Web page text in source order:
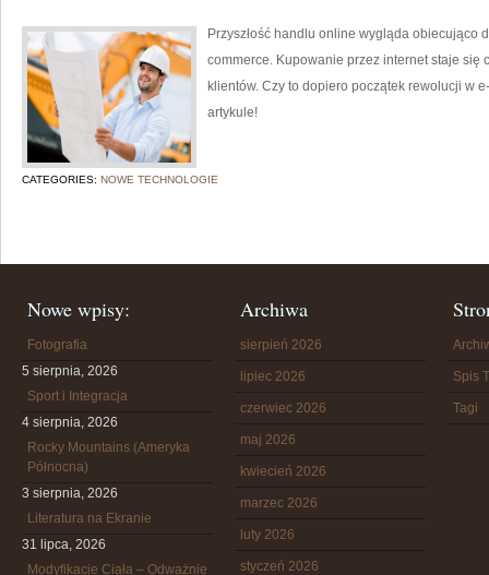
Przyszłość handlu online wygląda obiecująco
commerce. Kupowanie przez internet staje się
klientów. Czy to dopiero początek rewolucji w
artykule!
CATEGORIES: NOWE TECHNOLOGIE
Nowe wpisy:
Fotografia
5 sierpnia, 2026
Sport i Integracja
4 sierpnia, 2026
Rocky Mountains (Ameryka
Północna)
3 sierpnia, 2026
Literatura na Ekranie
31 lipca, 2026
Modyfikacje Ciała – Odważnie
Archiwa
sierpień 2026
lipiec 2026
czerwiec 2026
maj 2026
kwiecień 2026
marzec 2026
luty 2026
styczeń 2026
Spis
Tagi